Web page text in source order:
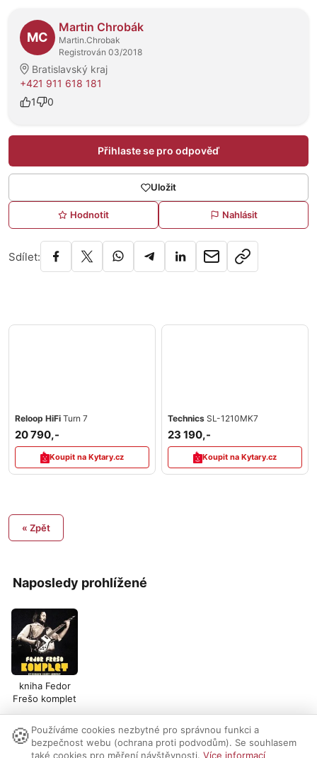
Naposledy prohlížené
kniha Fedor
Frešo komplet
O prodejci
MC
Martin Chrobák
Martin.Chrobak
Registrován 03/2018
Bratislavský kraj
+421 911 618 181
1
0
Přihlaste se pro odpověď
Uložit
Hodnotit Nahlásit
Sdílet:
Reloop HiFi Turn 7
20 790,-
Koupit na Kytary.cz
Technics SL-1210MK7
23 190,-
Koupit na Kytary.cz
« Zpět
Nastavení cookies | Vzhled:světlý tmavý | Kontakt
🍪 Používáme cookies nezbytné pro správnou funkci a
bezpečnost webu (ochrana proti podvodům). Se souhlasem
také cookies pro měření návštěvnosti. Více informací